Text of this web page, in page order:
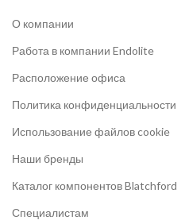
О компании
Работа в компании Endolite
Расположение офиса
Политика конфиденциальности
Использование файлов cookie
Наши бренды
Каталог компонентов Blatchford
Специалистам